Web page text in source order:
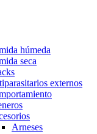
húmeda
seca
externos
Arneses